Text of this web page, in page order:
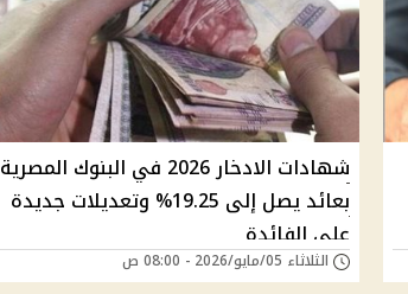
شهادات الادخار 2026 في البنوك المصرية
بعائد يصل إلى 19.25% وتعديلات جديدة
على الفائدة
الثلاثاء 05/مايو/2026 - 08:00 ص